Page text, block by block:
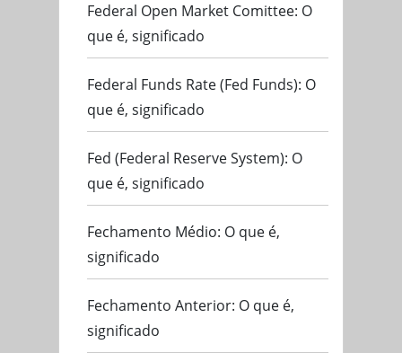
Federal Open Market Comittee: O
que é, significado
Federal Funds Rate (Fed Funds): O
que é, significado
Fed (Federal Reserve System): O
que é, significado
Fechamento Médio: O que é,
significado
Fechamento Anterior: O que é,
significado